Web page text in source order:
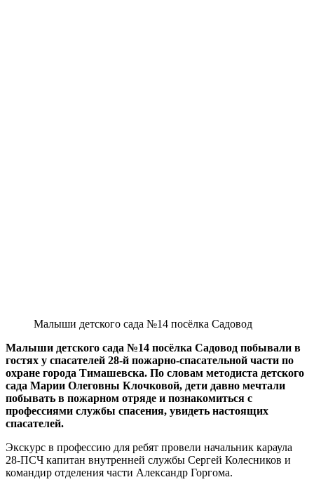
Малыши детского сада №14 посёлка Садовод
Малыши детского сада №14 посёлка Садовод побывали в
гостях у спасателей 28-й пожарно-спасательной части по
охране города Тимашевска. По словам методиста детского
сада Марии Олеговны Клочковой, дети давно мечтали
побывать в пожарном отряде и познакомиться с
профессиями службы спасения, увидеть настоящих
спасателей.
Экскурс в профессию для ребят провели начальник караула
28-ПСЧ капитан внутренней службы Сергей Колесников и
командир отделения части Александр Горгома.